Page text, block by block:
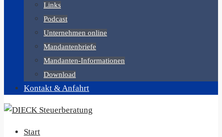
Links
Podcast
Unternehmen online
Mandantenbriefe
Mandanten-Informationen
Download
Kontakt & Anfahrt
Start